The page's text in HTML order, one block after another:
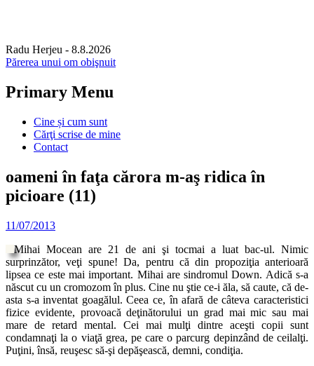
Radu Herjeu - 8.8.2026
Părerea unui om obişnuit
Primary Menu
Skip
content
Cine și cum sunt
Cărţi scrise de mine
Contact
oameni în faţa cărora m-aş ridica în
picioare (11)
11/07/2013
Mihai Mocean are 21 de ani şi tocmai a luat bac-ul. Nimic
surprinzător, veţi spune! Da, pentru că din propoziţia anterioară
lipsea ce este mai important. Mihai are sindromul Down. Adică s-a
născut cu un cromozom în plus. Cine nu ştie ce-i ăla, să caute, că de-
asta s-a inventat goagălul. Ceea ce, în afară de câteva caracteristici
fizice evidente, provoacă deţinătorului un grad mai mic sau mai
mare de retard mental. Cei mai mulţi dintre aceşti copii sunt
condamnaţi la o viaţă grea, pe care o parcurg depinzând de ceilalţi.
Puţini, însă, reuşesc să-şi depăşească, demni, condiţia.